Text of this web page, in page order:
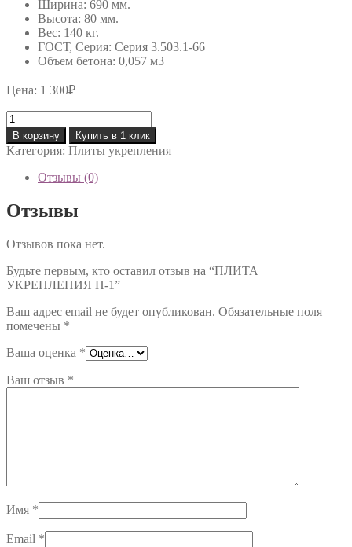
Ширина: 690 мм.
Высота: 80 мм.
Вес: 140 кг.
ГОСТ, Серия: Серия 3.503.1-66
Объем бетона: 0,057 м3
Цена: 1 300₽
Количество
товара
ПЛИТА
УКРЕПЛЕНИЯ
В корзину Купить в 1 клик
Категория: Плиты укрепления
Отзывы (0)
Отзывы
Отзывов пока нет.
Будьте первым, кто оставил отзыв на “ПЛИТА
УКРЕПЛЕНИЯ П-1”
Ваш адрес email не будет опубликован. Обязательные поля
помечены *
Ваша оценка *
Ваш отзыв *
Имя *
Email *